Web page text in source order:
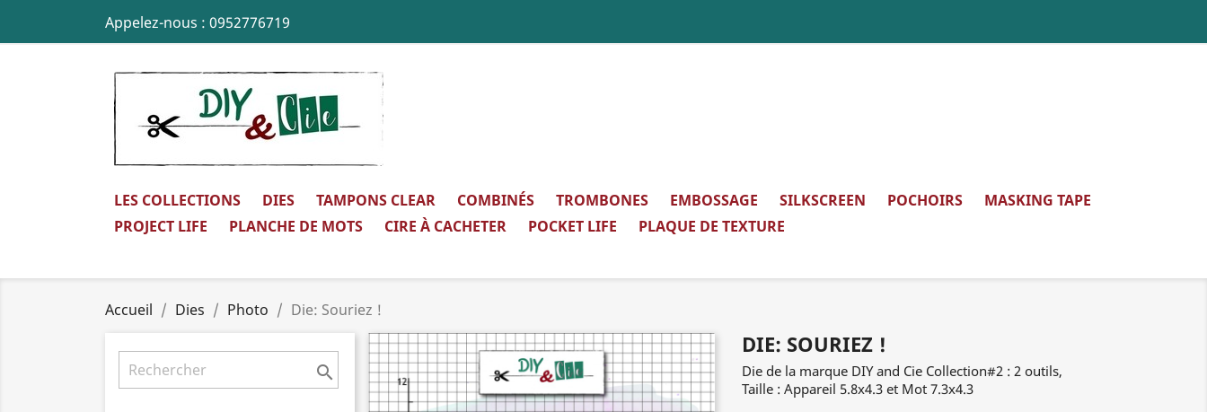
Appelez-nous : 0952776719
LES COLLECTIONS DIES TAMPONS CLEAR COMBINÉS TROMBONES EMBOSSAGE SILKSCREEN POCHOIRS
MASKING TAPE
PROJECT LIFE
PLANCHE DE MOTS CIRE À CACHETER POCKET LIFE PLAQUE DE TEXTURE
Accueil Dies Photo Die: Souriez !

DIE: SOURIEZ !
Die de la marque DIY and Cie Collection#2 : 2 outils,
Taille : Appareil 5.8x4.3 et Mot 7.3x4.3